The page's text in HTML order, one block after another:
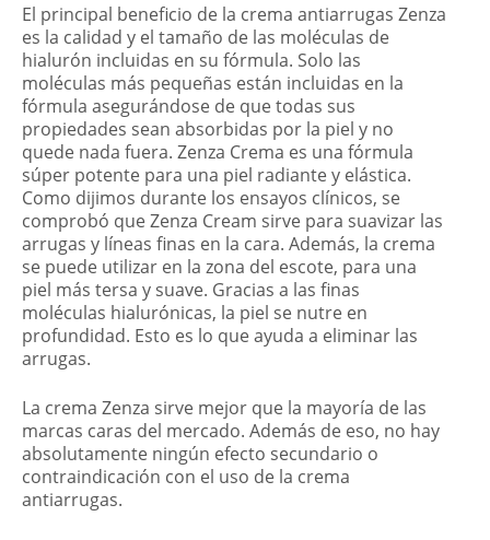
El principal beneficio de la crema antiarrugas Zenza
es la calidad y el tamaño de las moléculas de
hialurón incluidas en su fórmula. Solo las
moléculas más pequeñas están incluidas en la
fórmula asegurándose de que todas sus
propiedades sean absorbidas por la piel y no
quede nada fuera. Zenza Crema es una fórmula
súper potente para una piel radiante y elástica.
Como dijimos durante los ensayos clínicos, se
comprobó que Zenza Cream sirve para suavizar las
arrugas y líneas finas en la cara. Además, la crema
se puede utilizar en la zona del escote, para una
piel más tersa y suave. Gracias a las finas
moléculas hialurónicas, la piel se nutre en
profundidad. Esto es lo que ayuda a eliminar las
arrugas.
La crema Zenza sirve mejor que la mayoría de las
marcas caras del mercado. Además de eso, no hay
absolutamente ningún efecto secundario o
contraindicación con el uso de la crema
antiarrugas.